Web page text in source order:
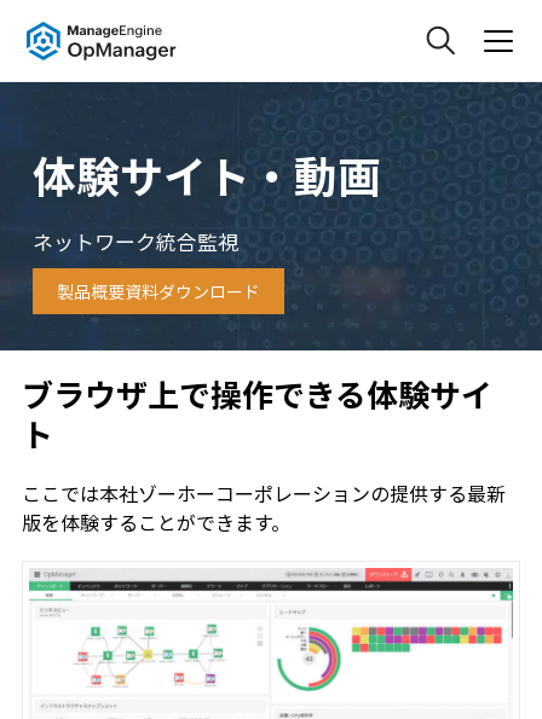
体験サイト・動画
ネットワーク統合監視
製品概要資料ダウンロード
ブラウザ上で操作できる体験サイ
ト
ここでは本社ゾーホーコーポレーションの提供する最新
版を体験することができます。